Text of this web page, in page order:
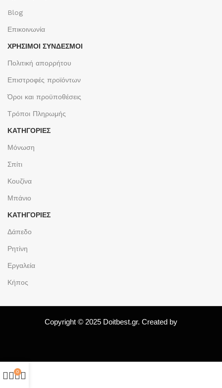
Blog
Επικοινωνία
ΧΡΉΣΙΜΟΙ ΣΎΝΔΕΣΜΟΙ
Πολιτική απορρήτου
Επιστροφές προϊόντων
Όροι και προϋποθέσεις
Τρόποι Πληρωμής
ΚΑΤΗΓΟΡΙΕΣ
Μόνωση
Σπίτι
Κουζίνα
Μπάνιο
ΚΑΤΗΓΟΡΙΕΣ
Δάπεδο
Ρητίνη
Εργαλεία
Κήπος
Copyright © 2025 Doitbest.gr. Created by
0